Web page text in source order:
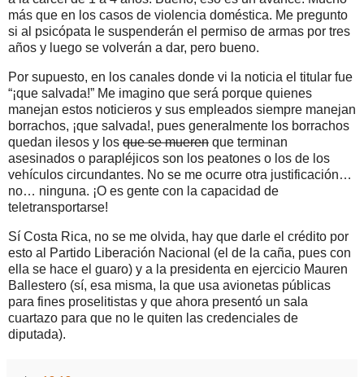
más que en los casos de violencia doméstica. Me pregunto
si al psicópata le suspenderán el permiso de armas por tres
años y luego se volverán a dar, pero bueno.
Por supuesto, en los canales donde vi la noticia el titular fue
“¡que salvada!” Me imagino que será porque quienes
manejan estos noticieros y sus empleados siempre manejan
borrachos, ¡que salvada!, pues generalmente los borrachos
quedan ilesos y los que se mueren que terminan
asesinados o parapléjicos son los peatones o los de los
vehículos circundantes. No se me ocurre otra justificación…
no… ninguna. ¡O es gente con la capacidad de
teletransportarse!
Sí Costa Rica, no se me olvida, hay que darle el crédito por
esto al Partido Liberación Nacional (el de la caña, pues con
ella se hace el guaro) y a la presidenta en ejercicio Mauren
Ballestero (sí, esa misma, la que usa avionetas públicas
para fines proselitistas y que ahora presentó un sala
cuartazo para que no le quiten las credenciales de
diputada).